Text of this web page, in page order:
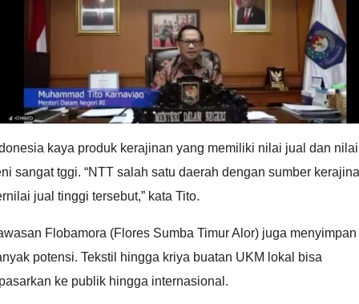
kaya produk kerajinan yang memiliki nilai jual dan nilai
sangat tggi. “NTT salah satu daerah dengan sumber
jual tinggi tersebut,” kata Tito.
Flobamora (Flores Sumba Timur Alor) juga menyimpan
potensi. Tekstil hingga kriya buatan UKM lokal bisa
ke publik hingga internasional.